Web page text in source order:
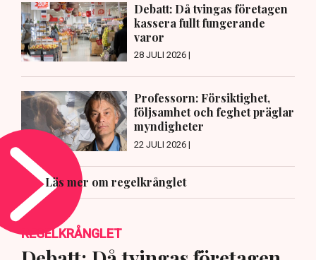
Debatt: Då tvingas företagen
kassera fullt fungerande
varor
28 JULI 2026 |
Professorn: Försiktighet,
följsamhet och feghet präglar
myndigheter
22 JULI 2026 |
Läs mer om regelkrånglet
REGELKRÅNGLET